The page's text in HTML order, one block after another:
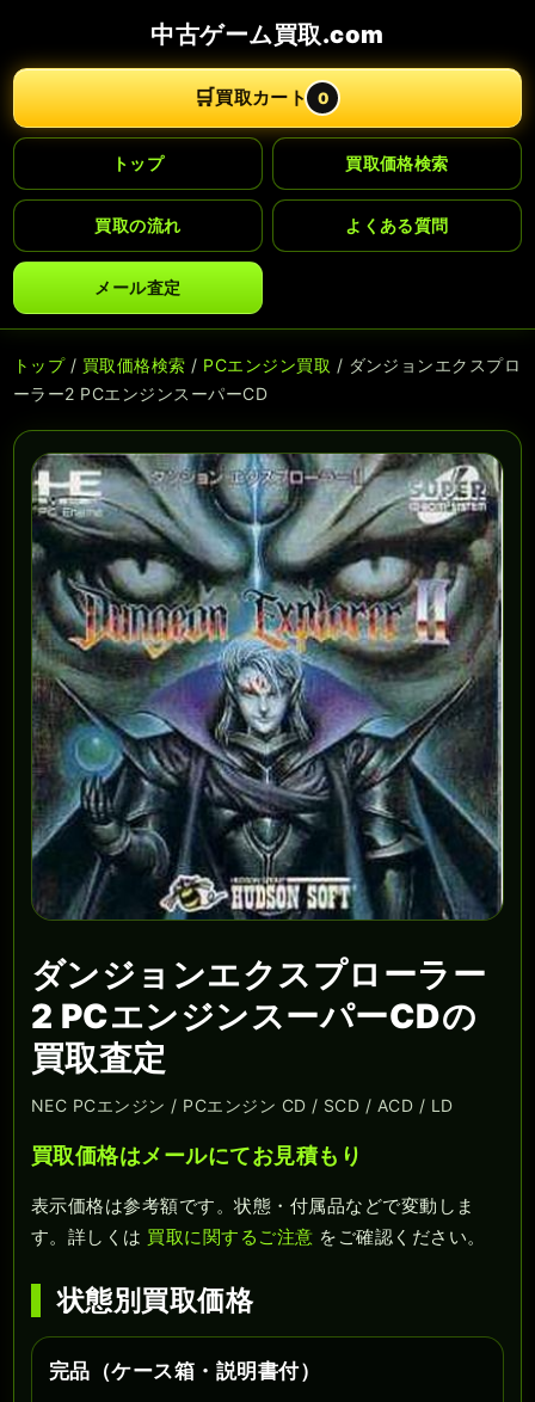
中古ゲーム買取.com
🛒買取カート 0
トップ 買取価格検索
買取の流れ よくある質問
メール査定
トップ/ 買取価格検索 / PCエンジン買取 / ダンジョンエクスプロ
ーラー2 PCエンジンスーパーCD
ダンジョンエクスプローラー
2 PCエンジンスーパーCDの
買取査定
NEC PCエンジン / PCエンジン CD / SCD / ACD / LD
買取価格はメールにてお見積もり
表示価格は参考額です。状態・付属品などで変動しま
す。詳しくは 買取に関するご注意 をご確認ください。
状態別買取価格
完品（ケース箱・説明書付）